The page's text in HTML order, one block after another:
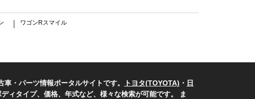
ワゴンRスマイル
・パーツ情報ポータルサイトです。 トヨタ(TOYOTA) ・ 日
ィタイプ、価格、年式など、様々な検索が可能です。 ま